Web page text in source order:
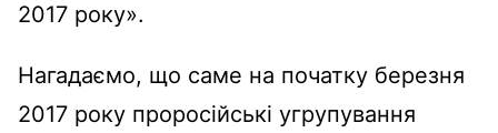
2017 року».
Нагадаємо, що саме на початку березня
2017 року проросійські угрупування